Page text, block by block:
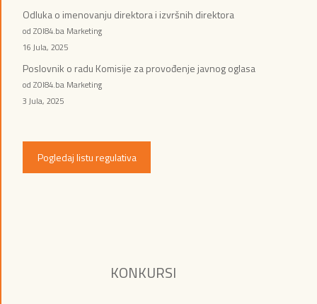
Odluka o imenovanju direktora i izvršnih direktora
od ZOI84.ba Marketing
16 Jula, 2025
Poslovnik o radu Komisije za provođenje javnog oglasa
od ZOI84.ba Marketing
3 Jula, 2025
Pogledaj listu regulativa
KONKURSI